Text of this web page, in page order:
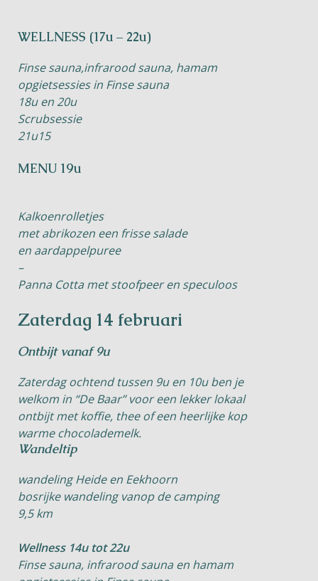
WELLNESS (17u – 22u)
Finse sauna,infrarood sauna, hamam
opgietsessies in Finse sauna
18u en 20u
Scrubsessie
21u15
MENU 19u
Kalkoenrolletjes
met abrikozen een frisse salade
en aardappelpuree
–
Panna Cotta met stoofpeer en speculoos
Zaterdag 14 februari
Ontbijt vanaf 9u
Zaterdag ochtend tussen 9u en 10u ben je
welkom in “De Baar” voor een lekker lokaal
ontbijt met koffie, thee of een heerlijke kop
warme chocolademelk.
Wandeltip
wandeling Heide en Eekhoorn
bosrijke wandeling vanop de camping
9,5 km
Wellness 14u tot 22u
Finse sauna, infrarood sauna en hamam